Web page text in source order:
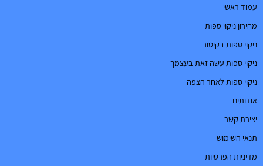
עמוד ראשי
מחירון ניקוי ספות
ניקוי ספות בקיטור
ניקוי ספות עשה זאת בעצמך
ניקוי ספות לאחר הצפה
אודותינו
יצירת קשר
תנאי השימוש
מדיניות הפרטיות